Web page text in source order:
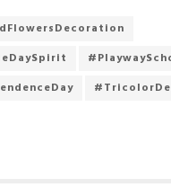
a
s
A
i
t
i
t
F
a
e